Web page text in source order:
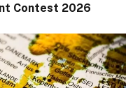
Contest 2026